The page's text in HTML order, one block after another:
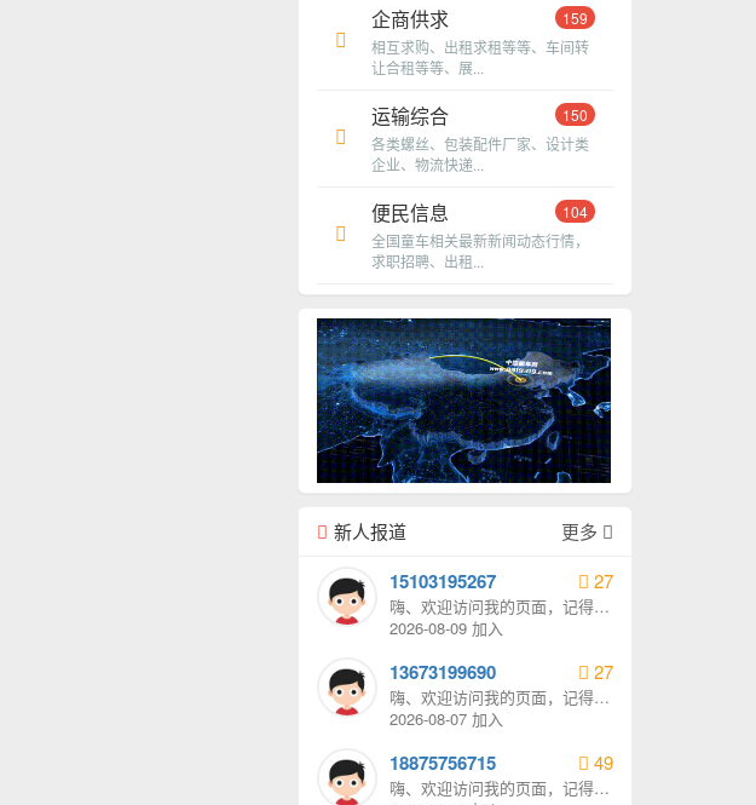
企商供求
159
相互求购、出租求租等等、车间转
让合租等等、展...
运输综合
150
各类螺丝、包装配件厂家、设计类
企业、物流快递...
便民信息
104
全国童车相关最新新闻动态行情，
求职招聘、出租...
新人报道 更多
15103195267 27
嗨、欢迎访问我的页面，记得给
我发消息哦。
2026-08-09 加入
13673199690 27
嗨、欢迎访问我的页面，记得给
我发消息哦。
2026-08-07 加入
18875756715 49
嗨、欢迎访问我的页面，记得给